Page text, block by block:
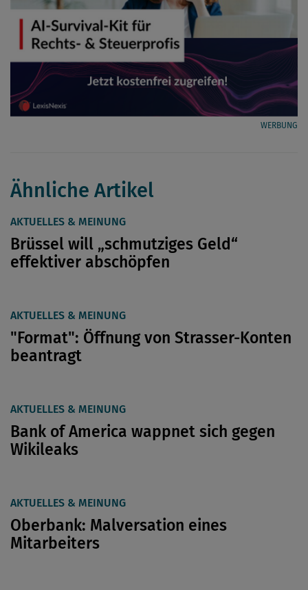
WERBUNG
Ähnliche Artikel
AKTUELLES & MEINUNG
Brüssel will „schmutziges Geld“
effektiver abschöpfen
AKTUELLES & MEINUNG
"Format": Öffnung von Strasser-Konten
beantragt
AKTUELLES & MEINUNG
Bank of America wappnet sich gegen
Wikileaks
AKTUELLES & MEINUNG
Oberbank: Malversation eines
Mitarbeiters